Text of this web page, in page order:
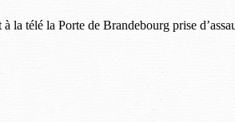
télé la Porte de Brandebourg prise